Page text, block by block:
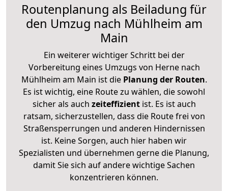
Routenplanung als Beiladung für
den Umzug nach Mühlheim am
Main
Ein weiterer wichtiger Schritt bei der
Vorbereitung eines Umzugs von Herne nach
Mühlheim am Main ist diePlanung der Routen.
Es ist wichtig, eine Route zu wählen, die sowohl
sicher als auch zeiteffizientist. Es ist auch
ratsam, sicherzustellen, dass die Route frei von
Straßensperrungen und anderen Hindernissen
ist. Keine Sorgen, auch hier haben wir
Spezialisten und übernehmen gerne die Planung,
damit Sie sich auf andere wichtige Sachen
konzentrieren können.